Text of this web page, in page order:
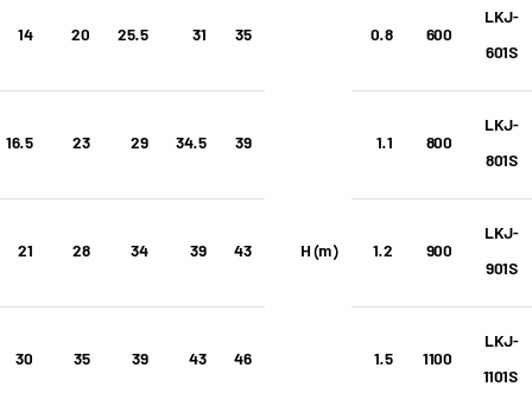
LKJ-
601S
600
0.8
H (m)
35
31
25.5
20
14
LKJ-
801S
800
1.1
39
34.5
29
23
16.5
LKJ-
901S
900
1.2
43
39
34
28
21
LKJ-
1101S
1100
1.5
46
43
39
35
30